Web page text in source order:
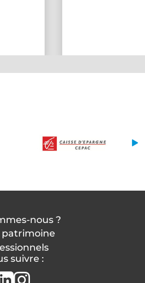
nous ?
patrimoine
suivre :